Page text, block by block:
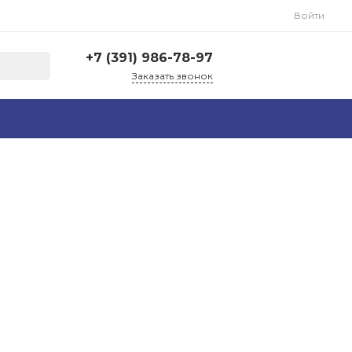
Войти
+7 (391) 986-78-97
Рокоссовского, 18и
Заказать звонок